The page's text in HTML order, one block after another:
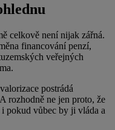
celkově není nijak zářná.
financování penzí,
veřejných
postrádá
rozhodně ne jen proto, že
pokud vůbec by ji vláda a